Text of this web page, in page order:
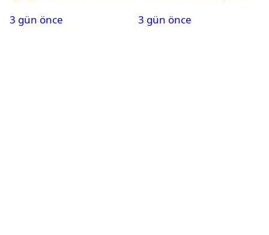
3 gün önce
alındı
3 gün önce